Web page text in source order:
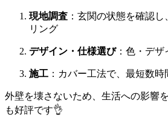
現地調査 ：玄関の状態を確認
リング
デザイン・仕様選び：色・デザ
施工 ：カバー工法で、最短数
外壁を壊さないため、生活への影響
も好評です👌